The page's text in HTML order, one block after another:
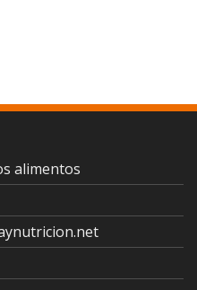
alimentos